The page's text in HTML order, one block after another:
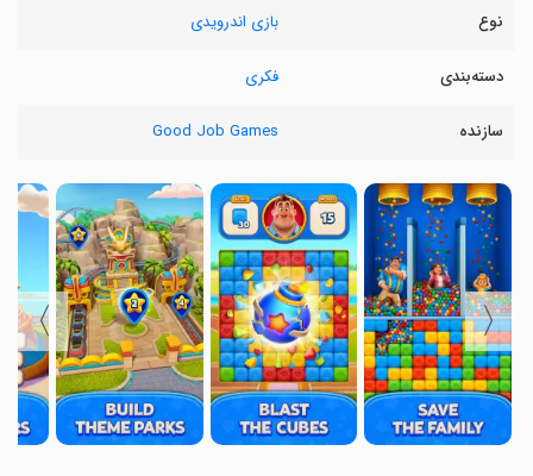
نوع بازی اندرویدی
دسته‌بندی فکری
سازنده Good Job Games
〈
〉